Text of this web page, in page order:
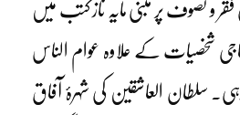
و تصوف پر مبنی مایہ ناز کتب میں
شخصیات کے علاوہ عوام الناس
سلطان العاشقین کی شہرۂ آفاق